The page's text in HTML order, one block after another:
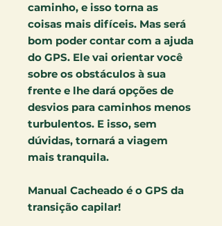
caminho, e isso torna as
coisas mais difíceis. Mas será
bom poder contar com a ajuda
do GPS. Ele vai orientar você
sobre os obstáculos à sua
frente e lhe dará opções de
desvios para caminhos menos
turbulentos. E isso, sem
dúvidas, tornará a viagem
mais tranquila.
Manual Cacheado é o GPS da
transição capilar!